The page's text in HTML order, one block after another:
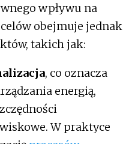
wpływu na
obejmuje jednak
takich jak:
, co oznacza
energią,
W praktyce